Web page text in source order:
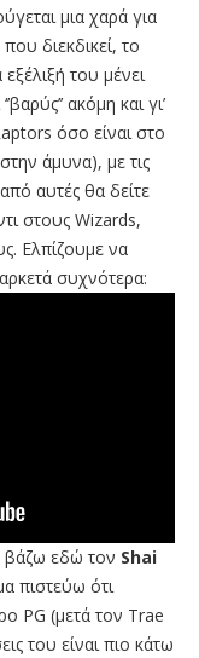
μια χαρά για
διεκδικεί, το
του μένει
ακόμη και γι’
όσο είναι στο
άμυνα), με τις
αυτές θα δείτε
στους Wizards,
Ελπίζουμε να
συχνότερα:
βάζω εδώ τον Shai
πιστεύω ότι
PG (μετά τον Trae
του είναι πιο κάτω